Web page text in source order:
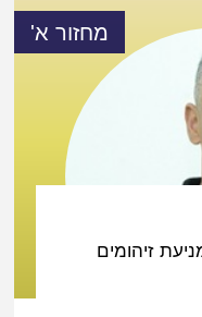
מחזור א'
זיהומים